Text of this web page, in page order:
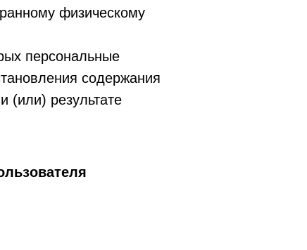
физическому
персональные
содержания
(или) результате